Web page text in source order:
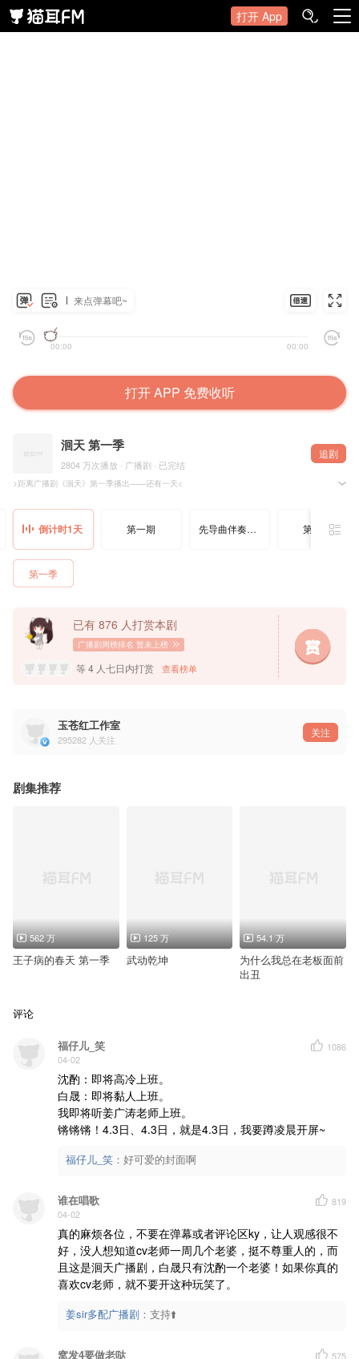
打开 App
来点弹幕吧~
00:00 00:00
打开 APP 免费收听
洄天 第一季
2804 万次播放 · 广播剧 · 已完结
追剧
>距离广播剧《洄天》第一季播出——还有一天<
† 配音组 †
配音导演：刘芊含@刘毛一一
配音统筹：婉笛
录音师： 海樘@海樘不是棠
———— ◆ ————
† 制作组 †
原著：淮上
后期：红线@Chris线 张德美@张德美0707
文案：珙桐
海报原画：秋葵@_Okraa
宣传：夏夏 KITA
字幕：@OCIR·字幕组
倒计时1天 第一期 先导曲伴奏「Upstream (Inst.)」 第二期
第一季
已有 876 人打赏本剧
广播剧周榜排名 暂未上榜
等 4 人七日内打赏 查看榜单
玉苍红工作室
295282 人关注
关注
剧集推荐
562 万
王子病的春天 第一季
125 万
武动乾坤
54.1 万
为什么我总在老板面前
出丑
评论
福仔儿_笑
04-02
1086
沈酌：即将高冷上班。
白晟：即将黏人上班。
我即将听姜广涛老师上班。
锵锵锵！4.3日、4.3日，就是4.3日，我要蹲凌晨开屏~
福仔儿_笑 ： 好可爱的封面啊
谁在唱歌
04-02
819
真的麻烦各位，不要在弹幕或者评论区ky，让人观感很不
好，没人想知道cv老师一周几个老婆，挺不尊重人的，而
且这是洄天广播剧，白晟只有沈酌一个老婆！如果你真的
喜欢cv老师，就不要开这种玩笑了。
姜sir多配广播剧 ： 支持⬆️
窝发4要做老哒 575